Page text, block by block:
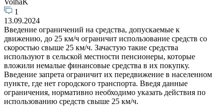
1
13.09.2024
Введение ограничений на средства, допускаемые к
движению, до 25 км/ч ограничит использование средств со
скоростью свыше 25 км/ч. Зачастую такие средства
используют в сельской местности пенсионеры, которые
вложили немалые финансовые средства в их покупку.
Введение запрета ограничит их передвижение в населенном
пункте, где нет городского транспорта. Введя данные
ограничения, нормативно необходимо указать действия по
использованию средств свыше 25 км/ч.